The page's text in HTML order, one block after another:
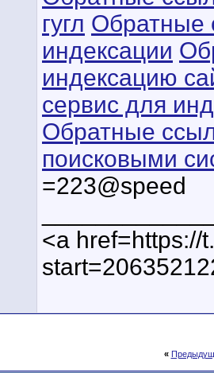
гугл Обратные
индексации
индексацию
сервис для
Обратные
поисковыми
=223@speed
<a href=https://
«